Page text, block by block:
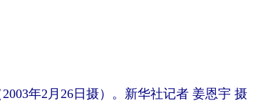
年2月26日摄）。新华社记者 姜恩宇 摄